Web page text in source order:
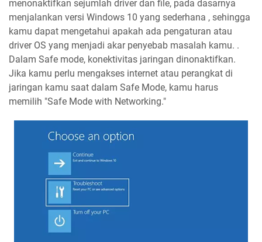
menonaktifkan sejumlah driver dan file, pada dasarnya
menjalankan versi Windows 10 yang sederhana , sehingga
kamu dapat mengetahui apakah ada pengaturan atau
driver OS yang menjadi akar penyebab masalah kamu. .
Dalam Safe mode, konektivitas jaringan dinonaktifkan.
Jika kamu perlu mengakses internet atau perangkat di
jaringan kamu saat dalam Safe Mode, kamu harus
memilih "Safe Mode with Networking."